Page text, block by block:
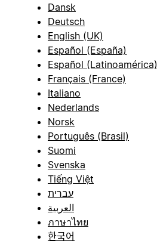
Dansk
Deutsch
English (UK)
Español (España)
Español (Latinoamérica)
Français (France)
Italiano
Nederlands
Norsk
Português (Brasil)
Suomi
Svenska
Tiếng Việt
עברית
العربية
ภาษาไทย
한국어